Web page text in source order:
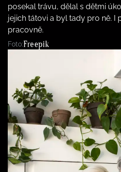
posekal trávu, dělal s dětmi
jejich tátovi a byl tady pro ně. I
pracovně.
Foto:Freepik